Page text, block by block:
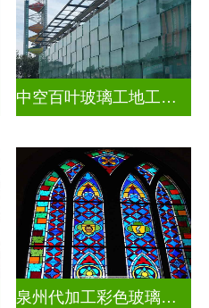
中空百叶玻璃工地工装装饰玻璃
泉州代加工彩色玻璃穹顶